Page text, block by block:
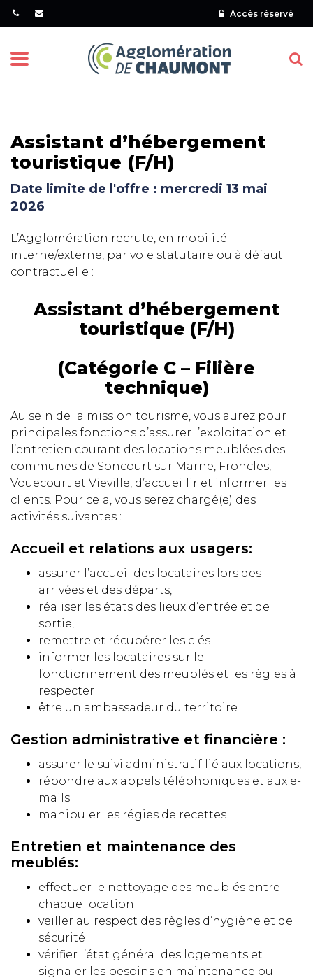
Accès réservé
Menu
Assistant d’hébergement
touristique (F/H)
Date limite de l'offre : mercredi 13 mai
2026
L’Agglomération recrute, en mobilité
interne/externe, par voie statutaire ou à défaut
contractuelle :
Assistant d’hébergement
touristique (F/H)
(Catégorie C – Filière
technique)
Au sein de la mission tourisme, vous aurez pour
principales fonctions d’assurer l’exploitation et
l’entretien courant des locations meublées des
communes de Soncourt sur Marne, Froncles,
Vouecourt et Vieville, d’accueillir et informer les
clients. Pour cela, vous serez chargé(e) des
activités suivantes :
Accueil et relations aux usagers:
assurer l’accueil des locataires lors des
arrivées et des départs,
réaliser les états des lieux d’entrée et de
sortie,
remettre et récupérer les clés
informer les locataires sur le
fonctionnement des meublés et les règles à
respecter
être un ambassadeur du territoire
Gestion administrative et financière :
assurer le suivi administratif lié aux locations,
répondre aux appels téléphoniques et aux e-
mails
manipuler les régies de recettes
Entretien et maintenance des
meublés:
effectuer le nettoyage des meublés entre
chaque location
veiller au respect des règles d’hygiène et de
sécurité
vérifier l’état général des logements et
signaler les besoins en maintenance ou